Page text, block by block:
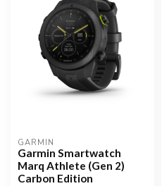
GARMIN
Garmin Smartwatch
Marq Athlete (Gen 2)
Carbon Edition